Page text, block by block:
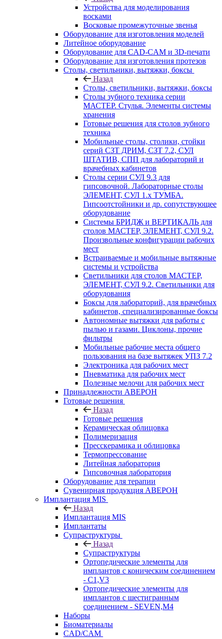
Устройства для моделирования
восками
Восковые промежуточные звенья
Оборудование для изготовления моделей
Литейное оборудование
Оборудование для CAD-CAM и 3D-печати
Оборудование для изготовления протезов
Cтолы, светильники, вытяжки, боксы
Назад
Cтолы, светильники, вытяжки, боксы
Столы зубного техника серии
МАСТЕР. Стулья. Элементы системы
хранения
Готовые решения для столов зубного
техника
Мобильные столы, столики, стойки
серий СЗТ ДРИМ, СЗТ 7.2, СУЛ
ШТАТИВ, СПП для лабораторий и
врачебных кабинетов
Столы серии СУЛ 9.3 для
гипсовочной. Лабораторные столы
ЭЛЕМЕНТ, СУЛ 1.х ТУМБА.
Гипсоотстойники и др. сопутствующее
оборудование
Системы БРИДЖ и ВЕРТИКАЛЬ для
столов МАСТЕР, ЭЛЕМЕНТ, СУЛ 9.2.
Произвольные конфигурации рабочих
мест
Встраиваемые и мобильные вытяжные
системы и устройства
Светильники для столов МАСТЕР,
ЭЛЕМЕНТ, СУЛ 9.2. Светильники для
оборудования
Боксы для лабораторий, для врачебных
кабинетов, специализированные боксы
Автономные вытяжки для работы с
пылью и газами. Циклоны, прочие
фильтры
Мобильные рабочие места общего
пользования на базе вытяжек УПЗ 7.2
Электроника для рабочих мест
Пневматика для рабочих мест
Полезные мелочи для рабочих мест
Принадлежности АВЕРОН
Готовые решения
Назад
Готовые решения
Керамическая облицовка
Полимеризация
Пресскерамика и облицовка
Термопрессование
Литейная лаборатория
Гипсовочная лаборатория
Оборудование для терапии
Сувенирная продукция АВЕРОН
Имплантация MIS
Назад
Имплантация MIS
Имплантаты
Супраструктуры
Назад
Супраструктуры
Ортопедические элементы для
имплантов с коническим соединением
- C1,V3
Ортопедические элементы для
имплантов с шестигранным
соединением - SEVEN,M4
Наборы
Биоматериалы
CAD/CAM